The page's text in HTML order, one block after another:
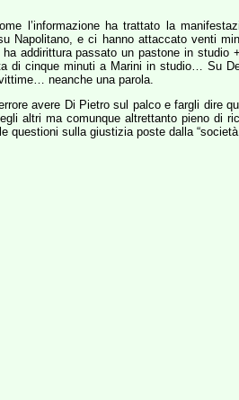
l’informazione ha trattato la
Napolitano, e ci hanno attaccato venti
addirittura passato un pastone in
di cinque minuti a Marini in studio… Su
neanche una parola.
avere Di Pietro sul palco e fargli dire
altri ma comunque altrettanto pieno di
questioni sulla giustizia poste dalla